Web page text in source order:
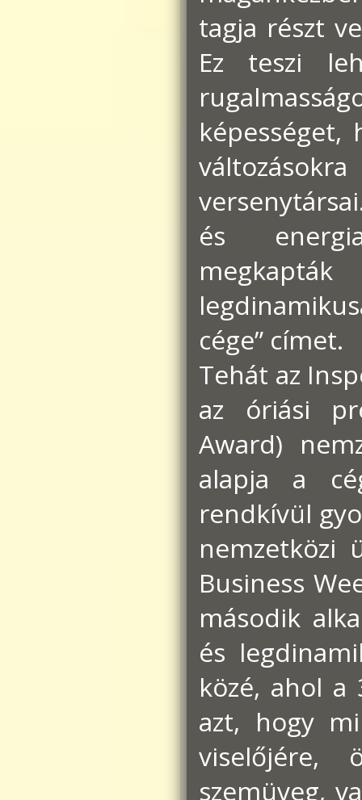
tagja részt
Ez teszi
képességet,
és
cége” címet.
Tehát az
az óriási
Award)
alapja a
rendkívül
nemzetközi
Business
második
és
közé, ahol a
azt, hogy
viselőjére,
szemüveg,